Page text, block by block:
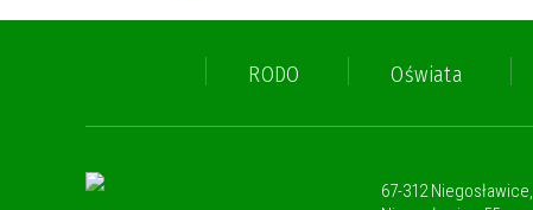
RODO Oświata
67-312 Niegosławice,